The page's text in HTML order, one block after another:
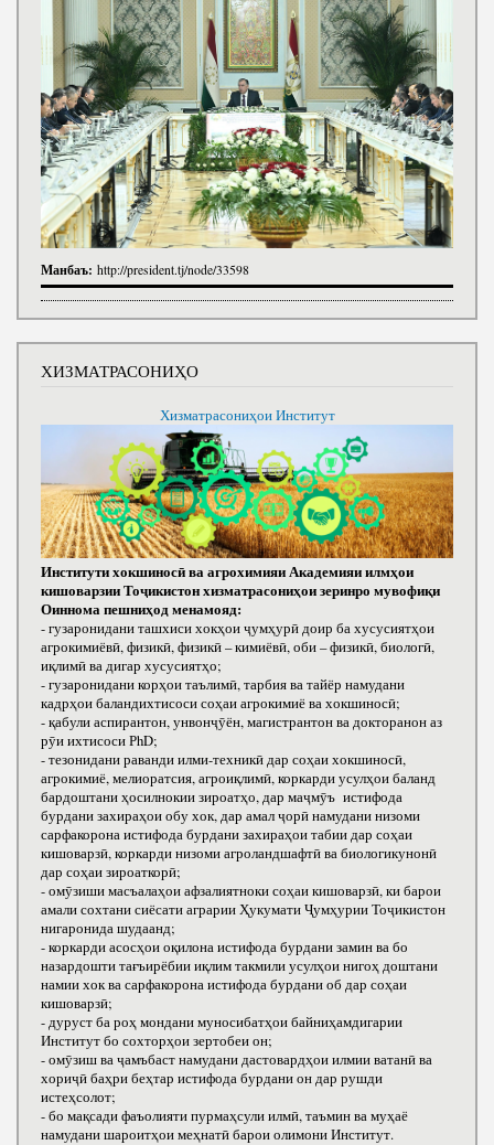
Манбаъ: http://president.tj/node/33598
ХИЗМАТРАСОНИҲО
Хизматрасониҳои Институт
Институти хокшиносӣ ва агрохимияи Академияи илмҳои
кишоварзии Тоҷикистон хизматрасониҳои зеринро мувофиқи
Оиннома пешниҳод менамояд:
- гузаронидани ташхиси хокҳои ҷумҳурӣ доир ба хусусиятҳои
агрокимиёвӣ, физикӣ, физикӣ – кимиёвӣ, оби – физикӣ, биологӣ,
иқлимӣ ва дигар хусусиятҳо;
- гузаронидани корҳои таълимӣ, тарбия ва тайёр намудани
кадрҳои баландихтисоси соҳаи агрокимиё ва хокшиносӣ;
- қабули аспирантон, унвонҷӯён, магистрантон ва докторанон аз
рӯи ихтисоси РhD;
- тезонидани раванди илми-техникӣ дар соҳаи хокшиносӣ,
агрокимиё, мелиоратсия, агроиқлимӣ, коркарди усулҳои баланд
бардоштани ҳосилнокии зироатҳо, дар маҷмӯъ истифода
бурдани захираҳои обу хок, дар амал ҷорӣ намудани низоми
сарфакорона истифода бурдани захираҳои табии дар соҳаи
кишоварзӣ, коркарди низоми агроландшафтӣ ва биологикунонӣ
дар соҳаи зироаткорӣ;
- омӯзиши масъалаҳои афзалиятноки соҳаи кишоварзӣ, ки барои
амали сохтани сиёсати аграрии Ҳукумати Ҷумҳурии Тоҷикистон
нигаронида шудаанд;
- коркарди асосҳои оқилона истифода бурдани замин ва бо
назардошти тағъирёбии иқлим такмили усулҳои нигоҳ доштани
намии хок ва сарфакорона истифода бурдани об дар соҳаи
кишоварзӣ;
- дуруст ба роҳ мондани муносибатҳои байниҳамдигарии
Институт бо сохторҳои зертобеи он;
- омӯзиш ва ҷамъбаст намудани дастовардҳои илмии ватанӣ ва
хориҷӣ баҳри беҳтар истифода бурдани он дар рушди
истеҳсолот;
- бо мақсади фаъолияти пурмаҳсули илмӣ, таъмин ва муҳаё
намудани шароитҳои меҳнатӣ барои олимони Институт.